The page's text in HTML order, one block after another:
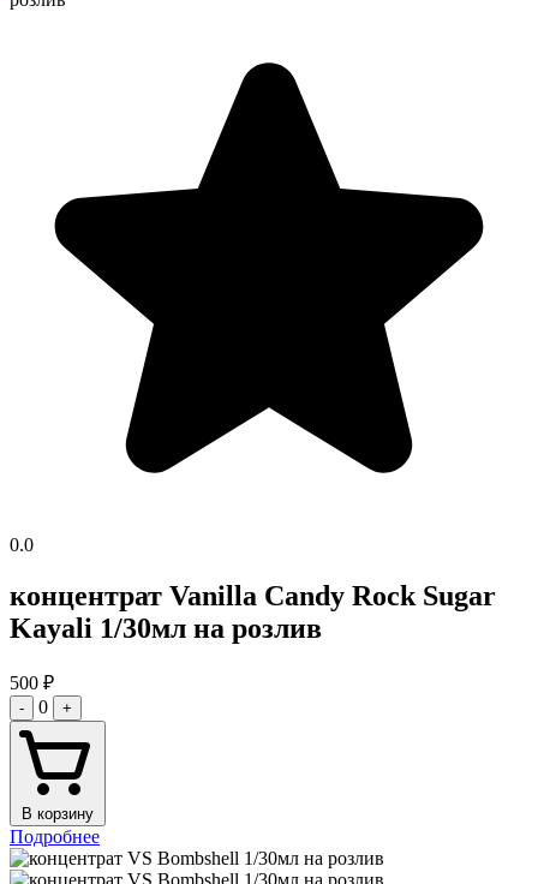
0.0
концентрат Vanilla Candy Rock Sugar
Kayali 1/30мл на розлив
500 ₽
- 0 +
В корзину
Подробнее